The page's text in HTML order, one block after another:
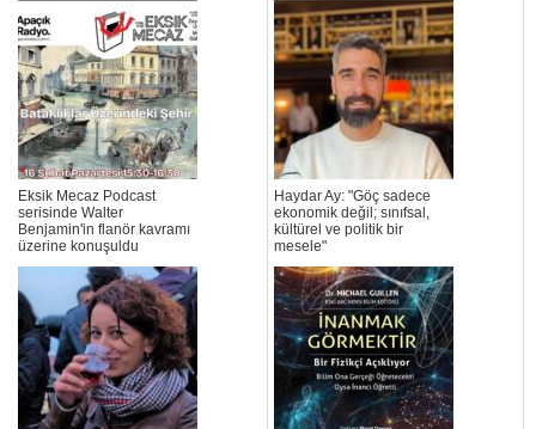
Eksik Mecaz Podcast
serisinde Walter
Benjamin'in flanör kavramı
üzerine konuşuldu
Haydar Ay: "Göç sadece
ekonomik değil; sınıfsal,
kültürel ve politik bir
mesele"